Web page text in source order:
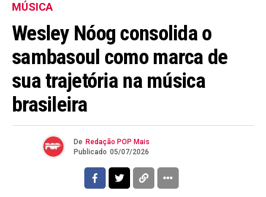
MÚSICA
Wesley Nóog consolida o
sambasoul como marca de
sua trajetória na música
brasileira
De Redação POP Mais
Publicado 05/07/2026